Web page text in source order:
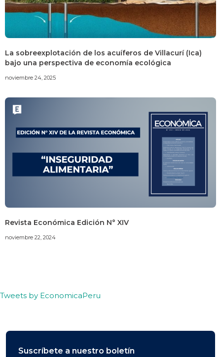
La sobreexplotación de los acuíferos de Villacurí (Ica)
bajo una perspectiva de economía ecológica
noviembre 24, 2025
Revista Económica Edición N° XIV
noviembre 22, 2024
Tweets by EconomicaPeru
Suscríbete a nuestro boletín